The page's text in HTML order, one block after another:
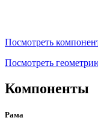
Посмотреть
Посмотреть
Компоненты
Рама